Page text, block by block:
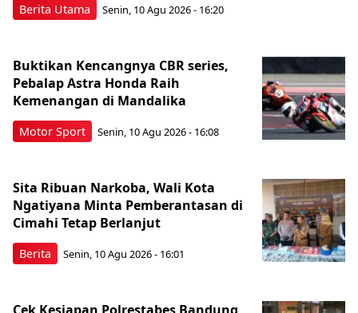
Berita Utama Senin, 10 Agu 2026 - 16:20
Motor Sport
Buktikan Kencangnya CBR series,
Pebalap Astra Honda Raih
Kemenangan di Mandalika
Senin, 10 Agu 2026 - 16:08
Berita
Sita Ribuan Narkoba, Wali Kota
Ngatiyana Minta Pemberantasan di
Cimahi Tetap Berlanjut
Senin, 10 Agu 2026 - 16:01